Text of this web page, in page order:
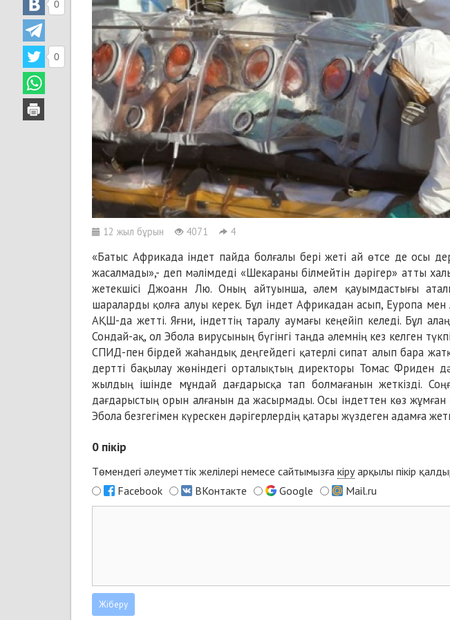
12 жыл бұрын 4071 4
0
0
«Батыс Африкада індет пайда болғалы бері жеті ай өтсе де осы
жасалмады»,- деп мәлімдеді «Шекараны білмейтін дәрігер» атты
жетекшісі Джоанн Лю. Оның айтуынша, әлем қауымдастығы
шараларды қолға алуы керек. Бұл індет Африкадан асып, Еуропа
АҚШ-да жетті. Яғни, індеттің таралу аумағы кеңейіп келеді. Бұл
Сондай-ақ, ол Эбола вирусының бүгінгі таңда әлемнің кез келген
СПИД-пен бірдей жаһандық деңгейдегі қатерлі сипат алып бара
дертті бақылау жөніндегі орталықтың директоры Томас Фриден
жылдың ішінде мұндай дағдарысқа тап болмағанын жеткізді.
дағдарыстың орын алғанын да жасырмады. Осы індеттен көз
Эбола безгегімен күрескен дәрігерлердің қатары жүздеген адамға
0 пікір
Төмендегі әлеуметтік желілері немесе сайтымызға кіруарқылы пікір
Facebook
ВКонтакте Google Mail.ru